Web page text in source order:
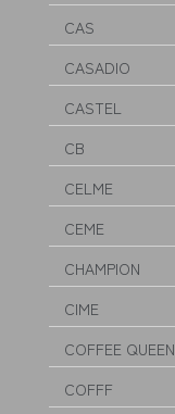
CAS
CASADIO
CASTEL
CB
CELME
CEME
CHAMPION
CIME
COFFEE QUEEN
COFFF